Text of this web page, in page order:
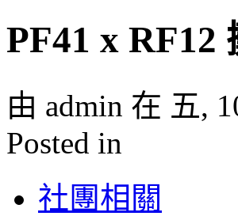
PF41 x RF12
由 admin 在 五,
Posted in
社團相關